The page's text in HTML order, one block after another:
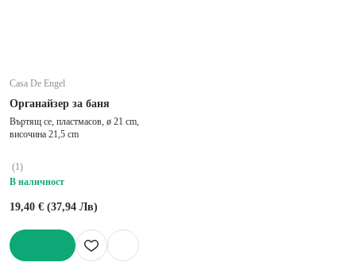
Casa De Engel
Органайзер за баня
Въртящ се, пластмасов, ø 21 cm,
височина 21,5 cm
(1)
В наличност
19,40 € (37,94 Лв)